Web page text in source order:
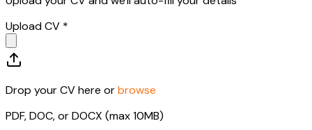
Upload CV *
Drop your CV here orbrowse
PDF, DOC, or DOCX (max 10MB)